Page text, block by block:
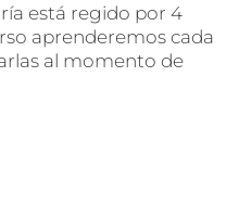
está regido por 4
aprenderemos cada
al momento de